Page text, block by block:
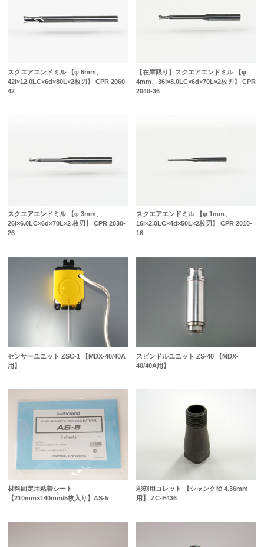
スクエアエンドミル 【φ 6mm、
42l×12.0LC×6d×80L×2枚刃】 CPR 2060-
42
【在庫限り】スクエアエンドミル 【φ
4mm、36l×8.0LC×6d×70L×2枚刃】 CPR
2040-36
スクエアエンドミル 【φ 3mm、
26l×6.0LC×6d×70L×2 枚刃】 CPR 2030-
26
スクエアエンドミル 【φ 1mm、
16l×2.0LC×4d×50L×2枚刃】 CPR 2010-
16
センサーユニット ZSC-1 【MDX-40/40A
用】
スピンドルユニット ZS-40 【MDX-
40/40A用】
材料固定用粘着シート
【210mm×140mm/5枚入り】AS-5
彫刻用コレット 【シャンク径 4.36mm
用】 ZC-E436